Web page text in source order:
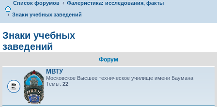
Список форумов
Фалеристика: исследования, факты
Знаки учебных заведений
Знаки учебных
заведений
Форум
МВТУ
Московское Высшее техническое училище имени Баумана
Темы: 22